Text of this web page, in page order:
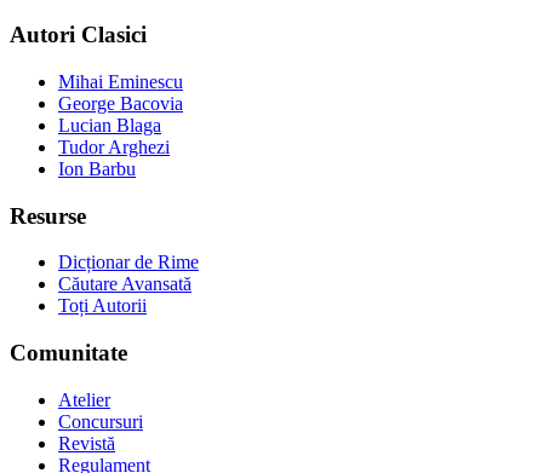
Autori Clasici
Mihai Eminescu
George Bacovia
Lucian Blaga
Tudor Arghezi
Ion Barbu
Resurse
Dicționar de Rime
Căutare Avansată
Toți Autorii
Comunitate
Atelier
Concursuri
Revistă
Regulament